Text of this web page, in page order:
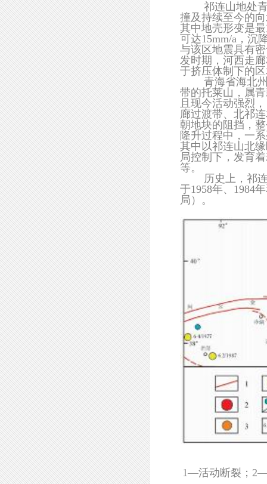
祁连山地处青
撞及持续至今的
其中地壳形变是
可达15mm/a，沉
与该区地震具有
发时期，河西走
于挤压体制下的
青海省海北州
带的托莱山，属
且现今活动强烈
廊过渡带、北祁
朝地块的阻挡，
隆升过程中，一
其中以祁连山北
局控制下，发育
等。
历史上，祁连
于1958年、1984
局）。
1—活动断裂；